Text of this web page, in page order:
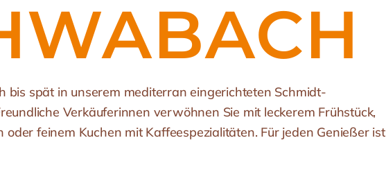
bis spät in unserem mediterran eingerichteten Schmidt-
Verkäuferinnen verwöhnen Sie mit leckerem Frühstück,
feinem Kuchen mit Kaffeespezialitäten. Für jeden Genießer ist